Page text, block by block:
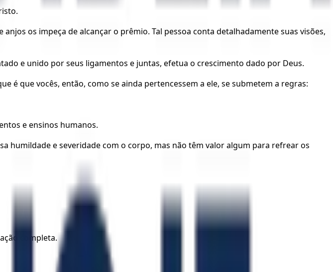
os impeça de alcançar o prêmio. Tal pessoa conta detalhadamente suas visões,
e unido por seus ligamentos e juntas, efetua o crescimento dado por Deus.
é que vocês, então, como se ainda pertencessem a ele, se submetem a regras:
e ensinos humanos.
humildade e severidade com o corpo, mas não têm valor algum para refrear os
completa.